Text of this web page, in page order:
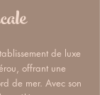
de luxe
offrant une
de mer. Avec son